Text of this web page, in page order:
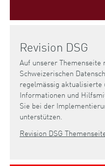
Revision DSG
Auf unserer Themenseite
Schweizerischen
regelmässig aktualisierte
Informationen und
Sie bei der
unterstützen.
Revision DSG